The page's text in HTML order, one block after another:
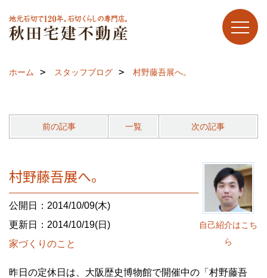
ホーム スタッフブログ 村野藤吾展へ。
前の記事 一覧 次の記事
自己紹介はこち
ら
村野藤吾展へ。
公開日：2014/10/09(木)
更新日：2014/10/19(日)
家づくりのこと
昨日の定休日は、大阪歴史博物館で開催中の「村野藤吾